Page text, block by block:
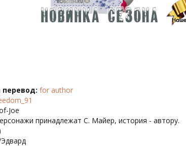
for author
Joe
принадлежат С. Майер, история - автору.